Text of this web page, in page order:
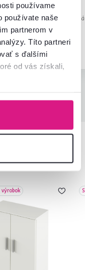
používame
používate naše
partnerom v
Títo partneri
s ďalšími
od vás získali,
L
László F.
21.7.2023,
Overený nákup
výrobok